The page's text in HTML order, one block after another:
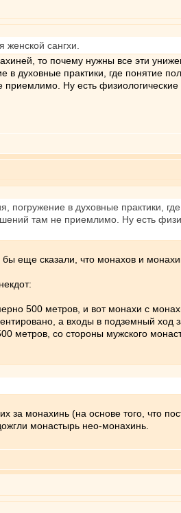
сангхи.
то почему нужны все эти
духовные практики, где понятие
Ну есть физиологические
в духовные практики,
там не приемлимо. Ну есть
еще сказали, что монахов и
500 метров, и вот монахи с
а входы в подземный ход
метров, со стороны мужского
монахинь (на основе того, что
монастырь нео-монахинь.